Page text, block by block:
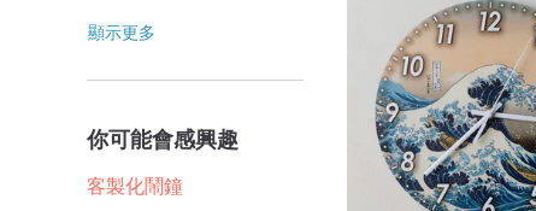
顯示更多
你可能會感興趣
客製化鬧鐘